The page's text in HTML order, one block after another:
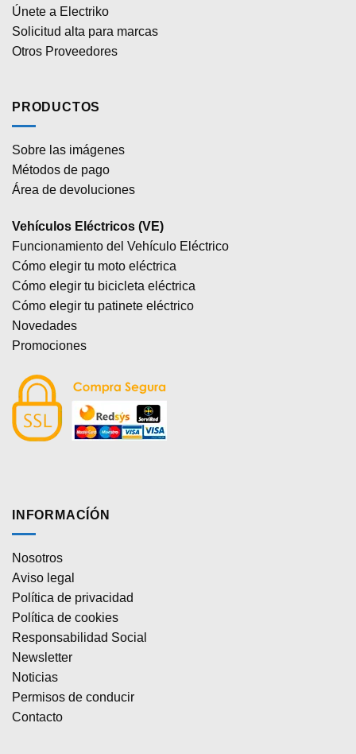
Únete a Electriko
Solicitud alta para marcas
Otros Proveedores
PRODUCTOS
Sobre las imágenes
Métodos de pago
Área de devoluciones
Vehículos Eléctricos (VE)
Funcionamiento del Vehículo Eléctrico
Cómo elegir tu moto eléctrica
Cómo elegir tu bicicleta eléctrica
Cómo elegir tu patinete eléctrico
Novedades
Promociones
INFORMACÍÓN
Nosotros
Aviso legal
Política de privacidad
Política de cookies
Responsabilidad Social
Newsletter
Noticias
Permisos de conducir
Contacto